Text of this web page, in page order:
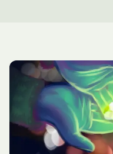
Hizkuntza: ES CA GL